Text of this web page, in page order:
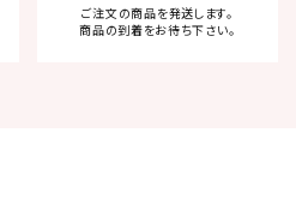
ご注文の商品を発送します。
商品の到着をお待ち下さい。